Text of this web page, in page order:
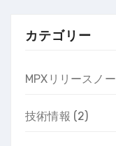
カテゴリー
MPXリリースノー
技術情報 (2)